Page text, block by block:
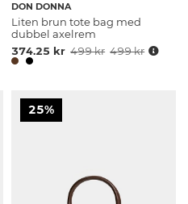
DON DONNA
Liten brun tote bag med
dubbel axelrem
374.25 kr 499 kr 499 kr
25%